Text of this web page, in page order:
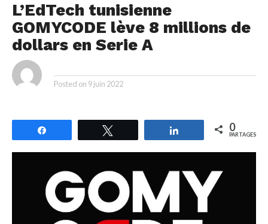
L’EdTech tunisienne
GOMYCODE lève 8 millions de
dollars en Serie A
Posted on 9 juin 2022
Partagez 0
PARTAGES